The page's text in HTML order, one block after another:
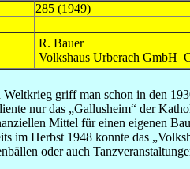
285 (1949)
R. Bauer
Volkshaus Urberach GmbH
griff man schon in den
nur das „Gallusheim“ der
Mittel für einen eigenen
im Herbst 1948 konnte das
oder auch